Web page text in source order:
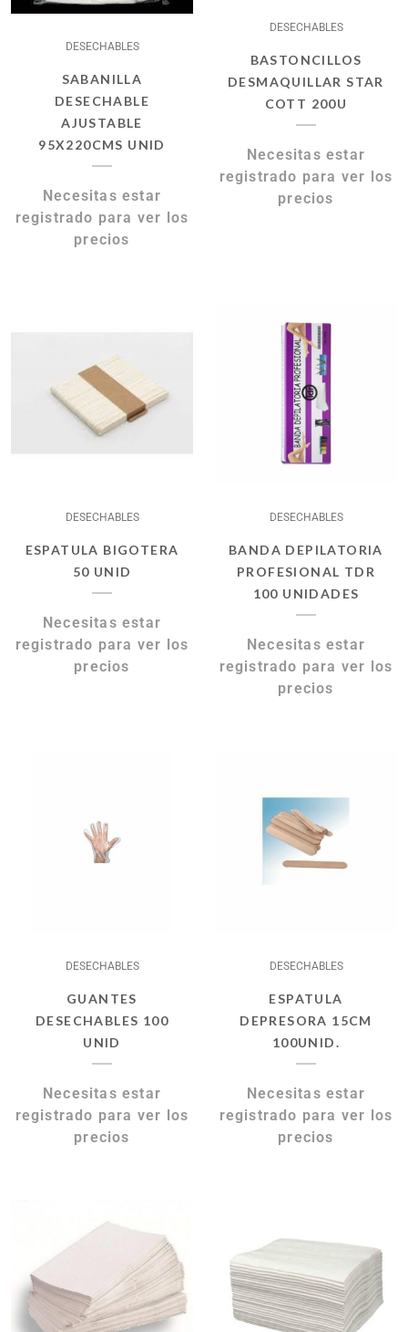
DESECHABLES
SABANILLA
DESECHABLE
AJUSTABLE
95X220CMS UNID
Necesitas estar
registrado para ver los
precios
DESECHABLES
BASTONCILLOS
DESMAQUILLAR STAR
COTT 200U
Necesitas estar
registrado para ver los
precios
DESECHABLES
ESPATULA BIGOTERA
50 UNID
Necesitas estar
registrado para ver los
precios
DESECHABLES
BANDA DEPILATORIA
PROFESIONAL TDR
100 UNIDADES
Necesitas estar
registrado para ver los
precios
DESECHABLES
GUANTES
DESECHABLES 100
UNID
Necesitas estar
registrado para ver los
precios
DESECHABLES
ESPATULA
DEPRESORA 15CM
100UNID.
Necesitas estar
registrado para ver los
precios